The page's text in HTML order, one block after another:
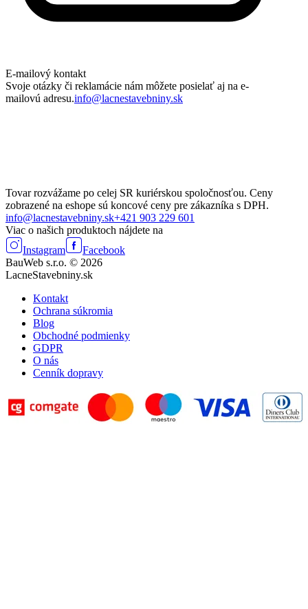
E-mailový kontakt
Svoje otázky či reklamácie nám môžete posielať aj na e-
mailovú adresu.info@lacnestavebniny.sk
Tovar rozvážame po celej SR kuriérskou spoločnosťou. Ceny
zobrazené na eshope sú koncové ceny pre zákazníka s DPH.
info@lacnestavebniny.sk+421 903 229 601
Viac o našich produktoch nájdete na
Instagram
Facebook
BauWeb s.r.o. © 2026
LacneStavebniny.sk
Kontakt
Ochrana súkromia
Blog
Obchodné podmienky
GDPR
O nás
Cenník dopravy